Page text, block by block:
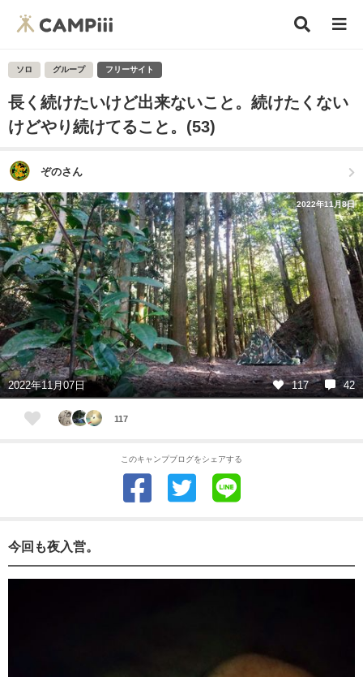
ソロ グループ フリーサイト
長く続けたいけど出来ないこと。続けたくない
けどやり続けてること。(53)
ぞのさん
2022年11月8日
2022年11月07日 117 42
117
このキャンプブログをシェアする
今回も夜入営。